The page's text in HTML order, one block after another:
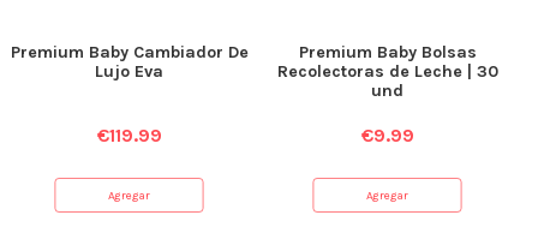
Premium Baby Cambiador De
Lujo Eva
€119.99
Agregar
Premium Baby Bolsas
Recolectoras de Leche | 30
und
€9.99
Agregar